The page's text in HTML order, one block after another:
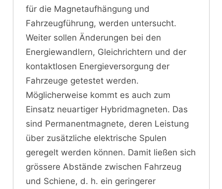
für die Magnetaufhängung und
Fahrzeugführung, werden untersucht.
Weiter sollen Änderungen bei den
Energiewandlern, Gleichrichtern und der
kontaktlosen Energieversorgung der
Fahrzeuge getestet werden.
Möglicherweise kommt es auch zum
Einsatz neuartiger Hybridmagneten. Das
sind Permanentmagnete, deren Leistung
über zusätzliche elektrische Spulen
geregelt werden können. Damit ließen sich
grössere Abstände zwischen Fahrzeug
und Schiene, d. h. ein geringerer